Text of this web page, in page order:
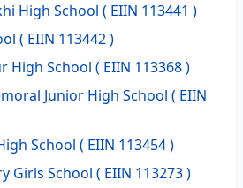
High School ( EIIN 113441 )
( EIIN 113442 )
High School ( EIIN 113368 )
Junior High School ( EIIN
School ( EIIN 113454 )
Girls School ( EIIN 113273 )